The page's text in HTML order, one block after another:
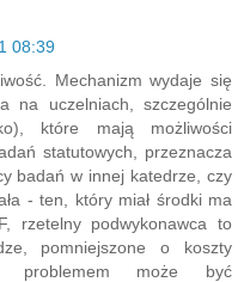
08:39
Mechanizm wydaje się
na uczelniach, szczególnie
które mają możliwości
statutowych, przeznacza
badań w innej katedrze, czy
- ten, który miał środki ma
rzetelny podwykonawca to
pomniejszone o koszty
problemem może być